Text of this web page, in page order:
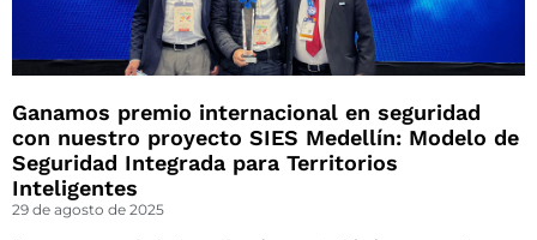
Ganamos premio internacional en seguridad
con nuestro proyecto SIES Medellín: Modelo de
Seguridad Integrada para Territorios
Inteligentes
29 de agosto de 2025